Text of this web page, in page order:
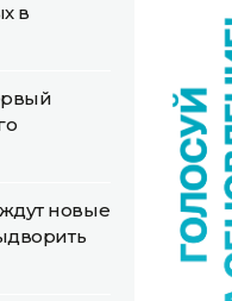
в
новые